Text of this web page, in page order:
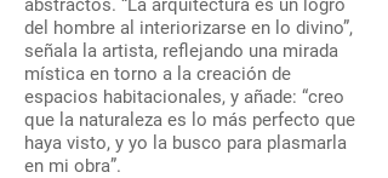
abstractos. “La arquitectura es un logro
del hombre al interiorizarse en lo divino”,
señala la artista, reflejando una mirada
mística en torno a la creación de
espacios habitacionales, y añade: “creo
que la naturaleza es lo más perfecto que
haya visto, y yo la busco para plasmarla
en mi obra”.